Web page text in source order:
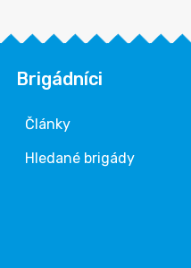
Brigádníci
Články
Hledané brigády